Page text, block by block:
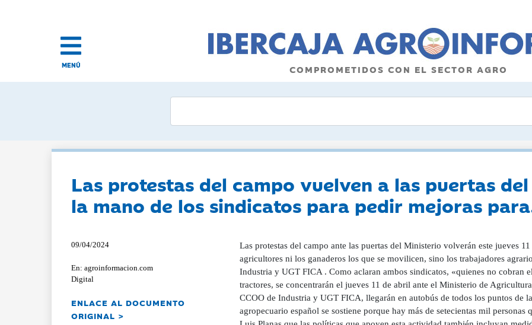
MENÚ COMPROMETIDOS CON EL SECTOR AGRO
Las protestas del campo vuelven a las puertas
la mano de los sindicatos para pedir mejoras
09/04/2024
En: agroinformacion.com
Digital
ENLACE AL DOCUMENTO
ORIGINAL >
Las protestas del campo ante las puertas del Ministerio volverán este jueves
agricultores ni los ganaderos los que se movilicen, sino los trabajadores
Industria y UGT FICA . Como aclaran ambos sindicatos, «quienes no cobran
tractores, se concentrarán el jueves 11 de abril ante el Ministerio de
CCOO de Industria y UGT FICA, llegarán en autobús de todos los puntos de
agropecuario español se sostiene porque hay más de setecientas mil